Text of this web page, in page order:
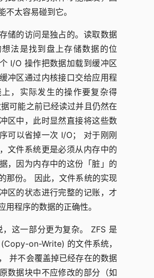
不太容易碰到它。
储的访问是独占的。读取数据
法是找到盘上存储数据的位
I/O 操作把数据加载到缓冲区
冲区通过内核接口交给应用程
，实际发生的操作要复杂得
可能之前已经读过并且仍然在
区中，此时显然直接将这些数
可以省掉一次 I/O； 对于刚刚
文件系统更是必须从内存中的
，因为内存中的这份「脏」的
那份。 因此，文件系统的实现
区的状态进行完整的记账，才
用程序的数据的正确性。
，这一部分更为复杂。 ZFS 是
on-Write) 的文件系统，
并不会覆盖掉已经存在的数据
数据块中不应修改的部分（如